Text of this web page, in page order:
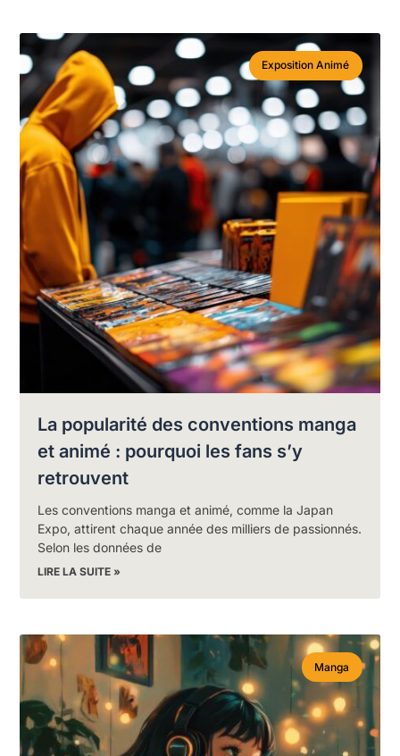
Exposition Animé
La popularité des conventions manga
et animé : pourquoi les fans s’y
retrouvent
Les conventions manga et animé, comme la Japan
Expo, attirent chaque année des milliers de passionnés.
Selon les données de
LIRE LA SUITE »
Manga